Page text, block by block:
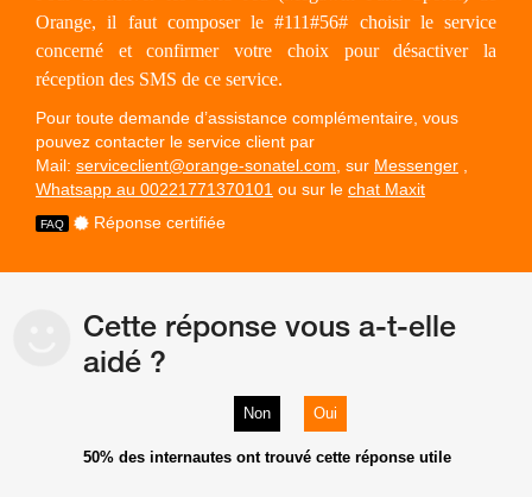
Orange, il faut composer le #111#56# choisir le service
concerné et confirmer votre choix pour désactiver la
réception des SMS de ce service.
Pour toute demande d’assistance complémentaire, vous
pouvez contacter le service client par
Mail: serviceclient@orange-sonatel.com , sur Messenger
Whatsapp au 00221771370101 ou sur le chat Maxit
Réponse certifiée
Cette réponse vous a-t-elle
aidé ?
Non Oui
50% des internautes ont trouvé cette réponse utile